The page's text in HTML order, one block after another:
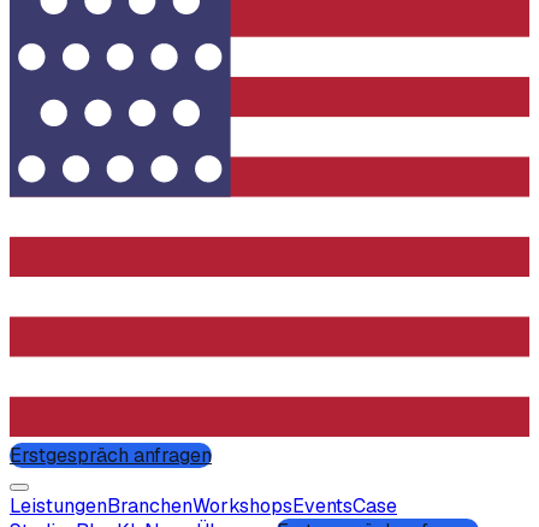
Erstgespräch anfragen
LeistungenBranchenWorkshopsEventsCase